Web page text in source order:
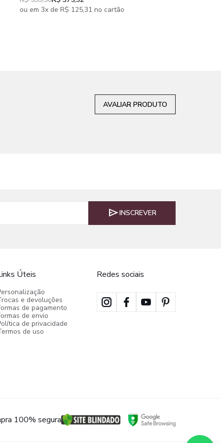
peças
ou em 3x de R$ 125,31 no cartão
AVALIAR PRODUTO
INSCREVER
Úteis
e devoluções
de pagamento
de envio
de privacidade
de uso
Redes sociais
100% segura